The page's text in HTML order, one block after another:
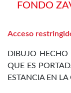
FONDO
Acceso
DIBUJO
QUE ES
ESTANCIA EN